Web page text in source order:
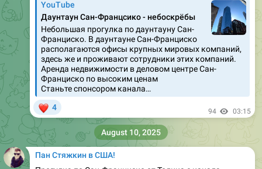
YouTube
Даунтаун Сан-Францсико - небоскрёбы
Небольшая прогулка по даунтауну Сан-
Франциско. В даунтауне Сан-Франциско
располагаются офисы крупных мировых компаний,
здесь же и проживают сотрудники этих компаний.
Аренда недвижимости в деловом центре Сан-
Франциско по высоким ценам
Станьте спонсором канала…
4 94 03:15
Пан Стяжкин в США!
August 10, 2025